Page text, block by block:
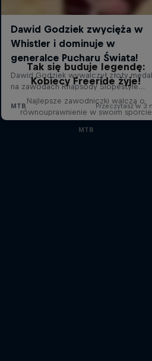
Tak się buduje legendę:
Kobiecy Freeride żyje!
Najlepsze zawodniczki walczą o
równouprawnienie w swoim sporcie
MTB